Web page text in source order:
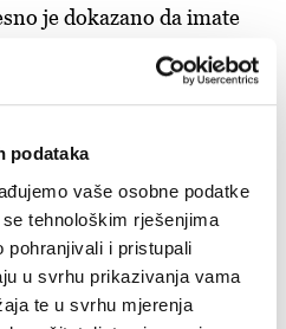
podataka
vaše osobne podatke
tehnološkim rješenjima
pohranjivali i pristupali
u svrhu prikazivanja vama
te u svrhu mjerenja
je dokazano da imate
Svemu tome smo
za 2025. godinu za 100
broj stanovnika u
Imajući to na umu, "nije
proračunom